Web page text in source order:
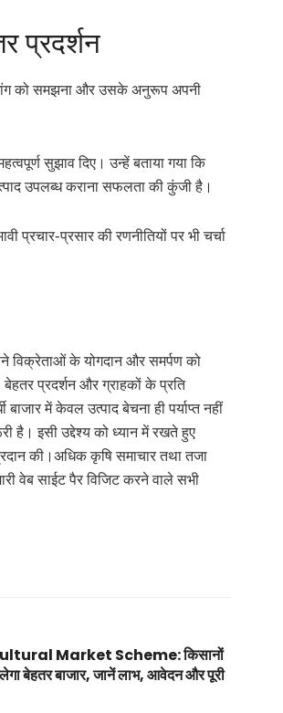
प्रदर्शन
मांग को समझना और उसके अनुरूप अपनी
सुझाव दिए। उन्हें बताया गया कि
उपलब्ध कराना सफलता की कुंजी है।
प्रचार-प्रसार की रणनीतियों पर भी चर्चा
विक्रेताओं के योगदान और समर्पण को
प्रदर्शन और ग्राहकों के प्रति
में केवल उत्पाद बेचना ही पर्याप्त नहीं
है। इसी उद्देश्य को ध्यान में रखते हुए
की।अधिक कृषि समाचार तथा तजा
वेब साईट पैर विजिट करने वाले सभी
Market Scheme: किसानों
बेहतर बाजार, जानें लाभ, आवेदन और पूरी